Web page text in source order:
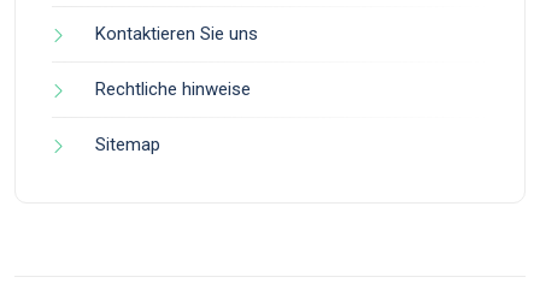
Kontaktieren Sie uns
Rechtliche hinweise
Sitemap